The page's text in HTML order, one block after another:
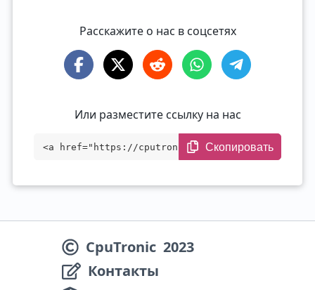
Расскажите о нас в соцсетях
Или разместите ссылку на нас
<a href="https://cputronic.com/ru/soc/sa
Скопировать
CpuTronic 2023
Контакты